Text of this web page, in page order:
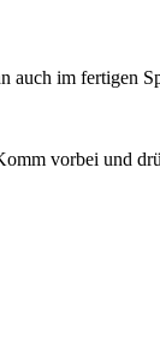
auch im fertigen
vorbei und